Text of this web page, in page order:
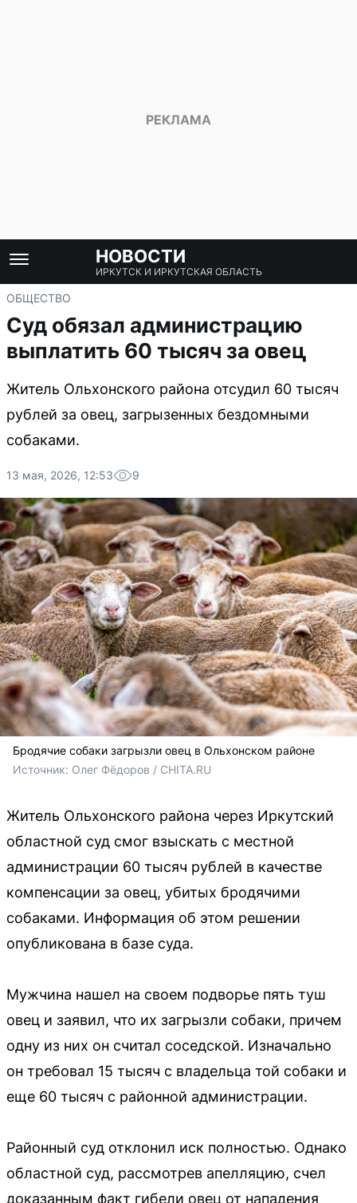
НОВОСТИ
ИРКУТСК И ИРКУТСКАЯ ОБЛАСТЬ
ОБЩЕСТВО
Суд обязал администрацию
выплатить 60 тысяч за овец
Житель Ольхонского района отсудил 60 тысяч
рублей за овец, загрызенных бездомными
собаками.
13 мая, 2026, 12:53 9
Бродячие собаки загрызли овец в Ольхонском районе
Источник: Олег Фёдоров / CHITA.RU
Житель Ольхонского района через Иркутский
областной суд смог взыскать с местной
администрации 60 тысяч рублей в качестве
компенсации за овец, убитых бродячими
собаками. Информация об этом решении
опубликована в базе суда.
Мужчина нашел на своем подворье пять туш
овец и заявил, что их загрызли собаки, причем
одну из них он считал соседской. Изначально
он требовал 15 тысяч с владельца той собаки и
еще 60 тысяч с районной администрации.
Районный суд отклонил иск полностью. Однако
областной суд, рассмотрев апелляцию, счел
доказанным факт гибели овец от нападения